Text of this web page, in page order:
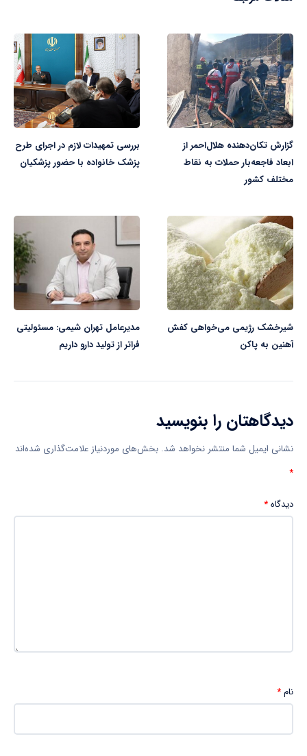
گزارش تکان‌دهنده هلال‌احمر از
ابعاد فاجعه‌بار حملات به نقاط
مختلف کشور
بررسی تمهیدات لازم در اجرای طرح
پزشک خانواده با حضور پزشکیان
شیرخشک رژیمی می‌خواهی کفش
آهنین به پاکن
مدیرعامل تهران شیمی: مسئولیتی
فراتر از تولید دارو داریم
دیدگاهتان را بنویسید
نشانی ایمیل شما منتشر نخواهد شد. بخش‌های موردنیاز علامت‌گذاری شده‌اند
*
دیدگاه*
نام*